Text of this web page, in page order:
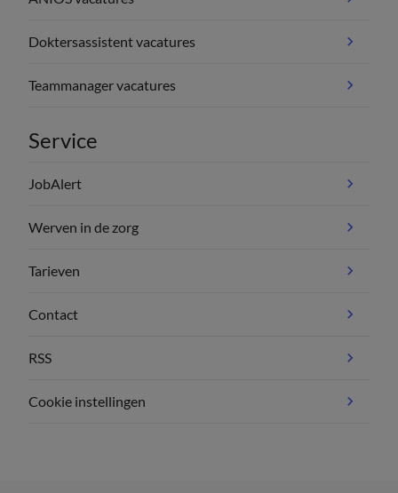
Doktersassistent vacatures
Teammanager vacatures
Service
JobAlert
Werven in de zorg
Tarieven
Contact
RSS
Cookie instellingen